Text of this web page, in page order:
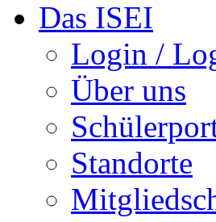
Das ISEI
Login /
Über uns
Standorte